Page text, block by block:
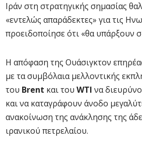
Ιράν στη στρατηγικής σημασίας
«εντελώς απαράδεκτες» για τις
προειδοποίησε ότι «θα υπάρξουν
Η απόφαση της Ουάσιγκτον
με τα συμβόλαια μελλοντικής
του Brent και του WTI να
και να καταγράφουν άνοδο
ανακοίνωση της ανάκλησης της
ιρανικού πετρελαίου.